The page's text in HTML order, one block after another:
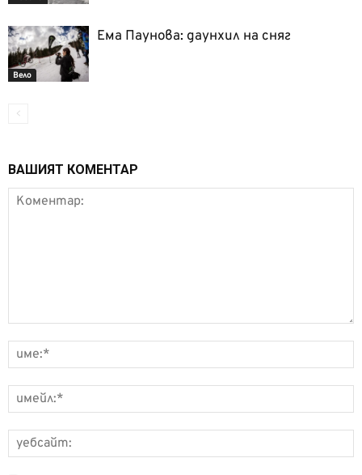
Вело
Ема Паунова: даунхил на сняг
ВАШИЯТ КОМЕНТАР